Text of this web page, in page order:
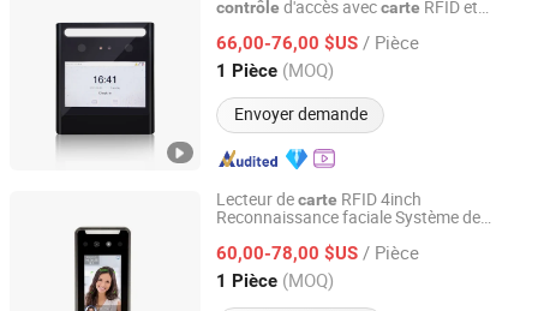
contrôle d'accès aveccarte RFID et
66,00-76,00 $US / Pièce
1 Pièce (MOQ)
Envoyer demande
Granding Technology Co., Ltd.
Shanghai, China Depuis 2008
Lecteur decarte RFID 4inch
Reconnaissance faciale Système de
60,00-78,00 $US / Pièce
1 Pièce (MOQ)
Hebei Qiniu Machinery Equipment Co., Ltd.
Hebei, China Depuis 2023